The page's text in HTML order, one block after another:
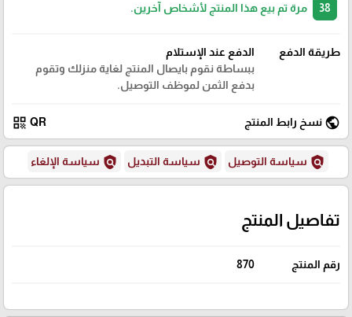
مرة تم بيع هذا المنتج لأشخاص آخرين.
طريقة الدفع
الدفع عند الإستلام
ببساطة نقوم بايصال المنتج لغاية منزلك وتقوم
بدفع الثمن لموظف التوصيل.
public نسخ رابط المنتج QR
qr_code
policy سياسة التوصيل policy سياسة التبديل policy سياسة الإلغاء
تفاصيل المنتج
رقم المنتج 870